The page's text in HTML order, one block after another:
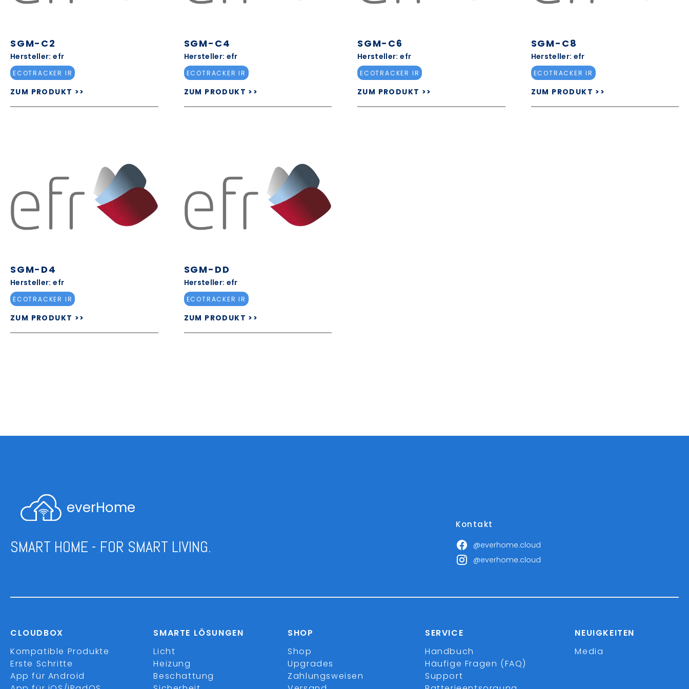
SGM-C2
Hersteller: efr
ECOTRACKER IR
ZUM PRODUKT >>
SGM-C4
Hersteller: efr
ECOTRACKER IR
ZUM PRODUKT >>
SGM-C6
Hersteller: efr
ECOTRACKER IR
ZUM PRODUKT >>
SGM-C8
Hersteller: efr
ECOTRACKER IR
ZUM PRODUKT >>
SGM-D4
Hersteller: efr
ECOTRACKER IR
ZUM PRODUKT >>
SGM-DD
Hersteller: efr
ECOTRACKER IR
ZUM PRODUKT >>
everHome
SMART HOME - FOR SMART LIVING.
Kontakt
@everhome.cloud
@everhome.cloud
CLOUDBOX
Kompatible Produkte
Erste Schritte
App für Android
SMARTE LÖSUNGEN
Licht
Heizung
Beschattung
SHOP
Shop
Upgrades
Zahlungsweisen
SERVICE
Handbuch
Häufige Fragen (FAQ)
Support
NEUIGKEITEN
Media